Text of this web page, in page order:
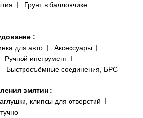
Грунт в баллончике
:
для авто
Аксессуары
Ручной инструмент
Быстросъёмные соединения, БРС
вмятин :
клипсы для отверстий